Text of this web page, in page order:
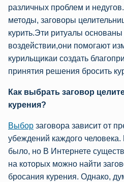
различных проблeм и
методы, заговоры
курить.Эти ритуалы
воздействии,они помогают
курильщикаи создать
принятия решения бросить
Как выбрать заговор
курения?
Выбор заговора зависит от
убеждений каждого человека.
было, но В Интернете
на которых можно найти
бросания курения. Однако,